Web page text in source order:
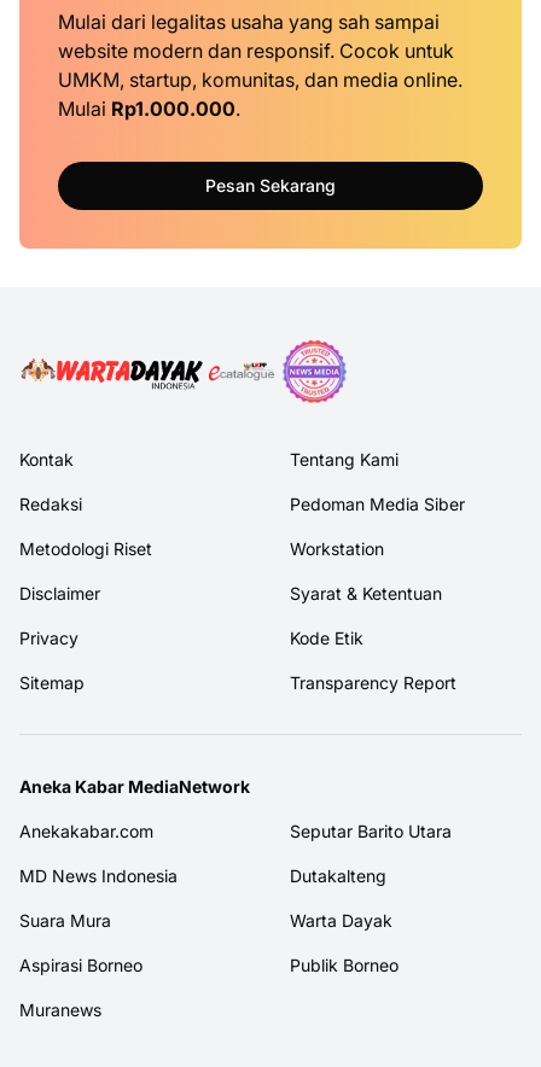
Mulai dari legalitas usaha yang sah sampai
website modern dan responsif. Cocok untuk
UMKM, startup, komunitas, dan media online.
Mulai Rp1.000.000.
Pesan Sekarang
Kontak Tentang Kami
Redaksi Pedoman Media Siber
Metodologi Riset Workstation
Disclaimer Syarat & Ketentuan
Privacy Kode Etik
Sitemap Transparency Report
Aneka Kabar MediaNetwork
Anekakabar.com Seputar Barito Utara
MD News Indonesia Dutakalteng
Suara Mura Warta Dayak
Aspirasi Borneo Publik Borneo
Muranews